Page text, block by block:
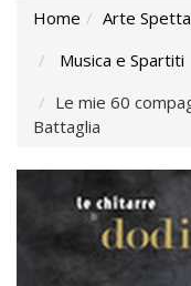
Home Arte
Musica e Spartiti
Le mie 60
Battaglia